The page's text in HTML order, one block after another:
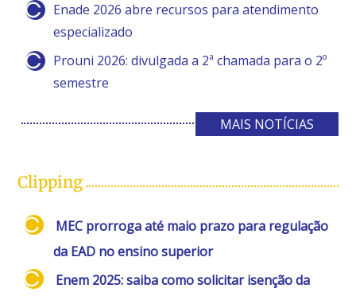
Enade 2026 abre recursos para atendimento
especializado
Prouni 2026: divulgada a 2ª chamada para o 2º
semestre
MAIS NOTÍCIAS
Clipping
MEC prorroga até maio prazo para regulação
da EAD no ensino superior
Enem 2025: saiba como solicitar isenção da